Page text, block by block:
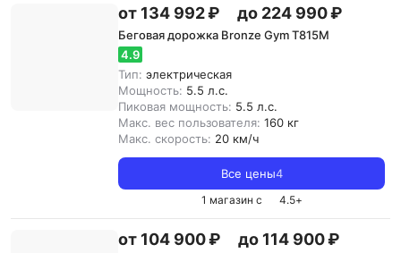
от 134 992 ₽ до 224 990 ₽
Беговая дорожка Bronze Gym T815M
4.9
Тип: электрическая
Мощность: 5.5 л.с.
Пиковая мощность: 5.5 л.с.
Макс. вес пользователя: 160 кг
Макс. скорость: 20 км/ч
Все цены4
1 магазин с 4.5+
от 104 900 ₽ до 114 900 ₽